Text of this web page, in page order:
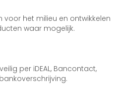
voor het milieu en ontwikkelen
waar mogelijk.
per iDEAL, Bancontact,